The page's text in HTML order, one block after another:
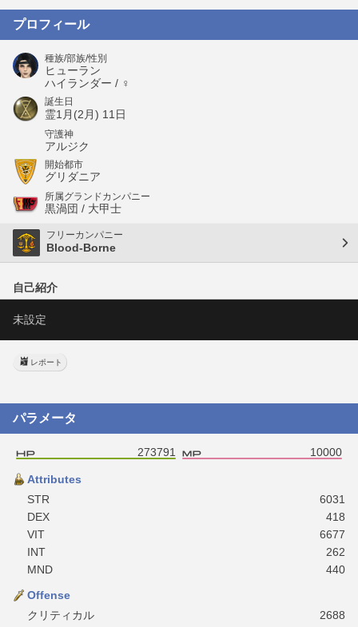
プロフィール
種族/部族/性別
ヒューラン
ハイランダー / ♀
誕生日
霊1月(2月) 11日
守護神
アルジク
開始都市
グリダニア
所属グランドカンパニー
黒渦団 / 大甲士
フリーカンパニー
Blood-Borne
自己紹介
未設定
レポート
パラメータ
273791 10000
Attributes
STR
6031
DEX
418
VIT
6677
INT
262
MND
440
Offense
クリティカル
2688